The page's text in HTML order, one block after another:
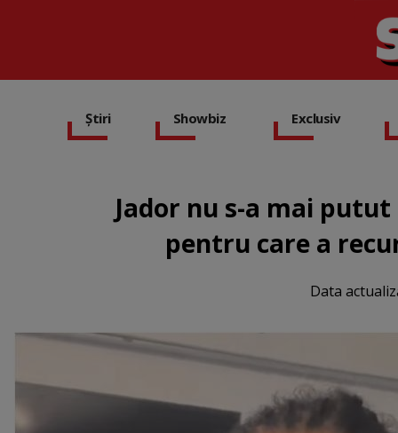
Știri Showbiz Exclusiv
Jador nu s-a mai
pentru care a
Data